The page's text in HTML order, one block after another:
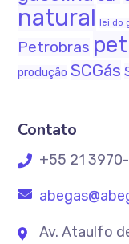
natural lei do
Petrobras
produção SCGás
Contato
+55 21
Av. Ataulfo